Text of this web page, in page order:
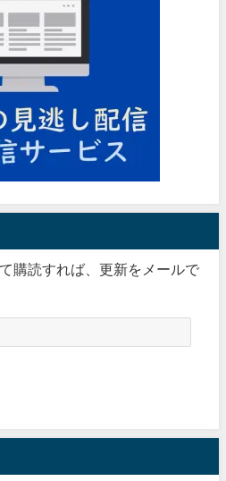
購読すれば、更新をメールで